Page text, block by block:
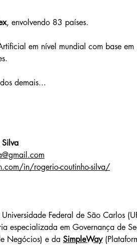
, envolvendo 83 países.
em nível mundial com base
demais...
in/rogerio-coutinho-silva/
Federal de São Carlos
especializada em Governança de
Negócios) e da SimpleWay